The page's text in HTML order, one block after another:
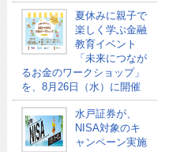
夏休みに親子で
楽しく学ぶ金融
教育イベント
「未来につなが
るお金のワークショップ」
を、8月26日（水）に開催
水戸証券が、
NISA対象のキ
ャンペーン実施